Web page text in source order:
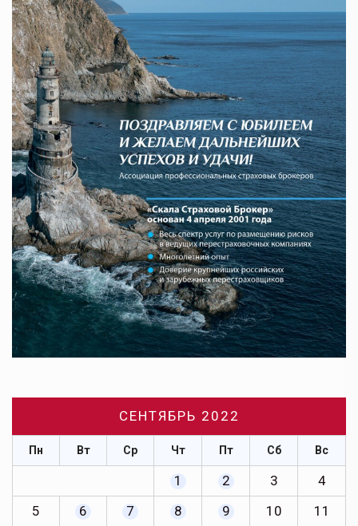
СЕНТЯБРЬ 2022
Пн Вт Ср Чт Пт Сб Вс
1 2 3
4
5
6 7 8 9 10 11